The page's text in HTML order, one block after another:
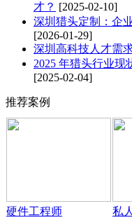
才？ [2025-02-10]
深圳猎头定制：企
[2026-01-29]
深圳高科技人才需
2025 年猎头行业
[2025-02-04]
推荐案例
硬件工程师 私